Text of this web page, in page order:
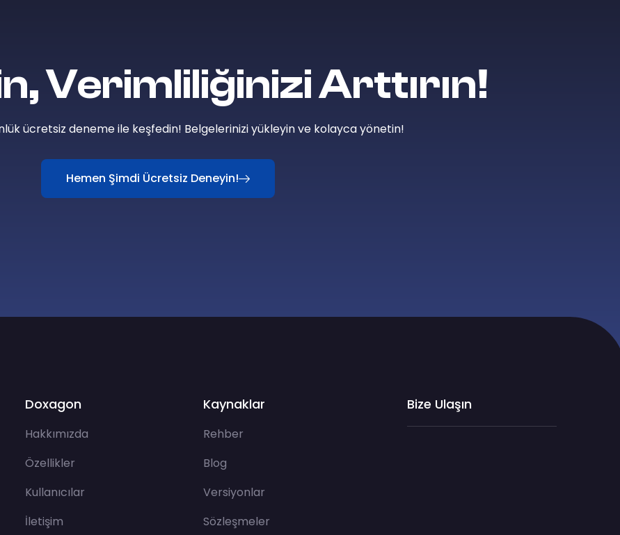
Verimliliğinizi Arttırın!
ücretsiz deneme ile keşfedin! Belgelerinizi yükleyin ve kolayca yönetin!
Hemen Şimdi Ücretsiz Deneyin!
Doxagon
Hakkımızda
Özellikler
Kullanıcılar
İletişim
Kaynaklar
Rehber
Blog
Versiyonlar
Sözleşmeler
Bize Ulaşın